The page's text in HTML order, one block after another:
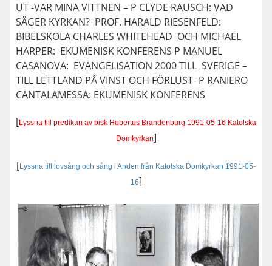
UT -VAR MINA VITTNEN – P CLYDE RAUSCH: VAD
SÄGER KYRKAN? PROF. HARALD RIESENFELD:
BIBELSKOLA CHARLES WHITEHEAD OCH MICHAEL
HARPER: EKUMENISK KONFERENS P MANUEL
CASANOVA: EVANGELISATION 2000 TILL SVERIGE –
TILL LETTLAND PÅ VINST OCH FÖRLUST- P RANIERO
CANTALAMESSA: EKUMENISK KONFERENS
[Lyssna till predikan av bisk Hubertus Brandenburg 1991-05-16 Katolska
Domkyrkan]
[Lyssna till lovsång och sång i Anden från Katolska Domkyrkan 1991-05-
16]